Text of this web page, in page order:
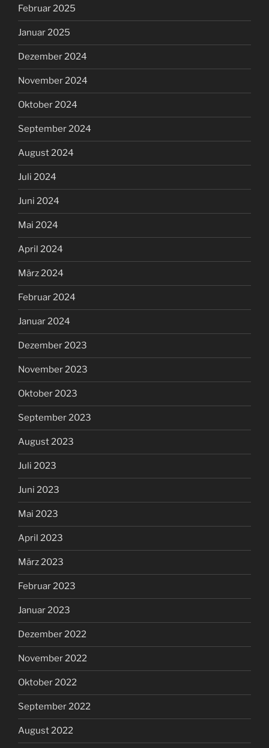
Februar 2025
Januar 2025
Dezember 2024
November 2024
Oktober 2024
September 2024
August 2024
Juli 2024
Juni 2024
Mai 2024
April 2024
März 2024
Februar 2024
Januar 2024
Dezember 2023
November 2023
Oktober 2023
September 2023
August 2023
Juli 2023
Juni 2023
Mai 2023
April 2023
März 2023
Februar 2023
Januar 2023
Dezember 2022
November 2022
Oktober 2022
September 2022
August 2022